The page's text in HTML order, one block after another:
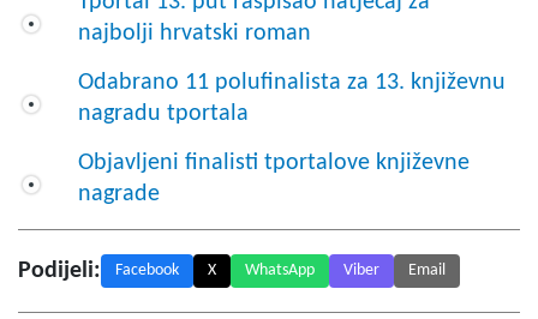
najbolji hrvatski roman
Odabrano 11 polufinalista za 13. književnu
nagradu tportala
Objavljeni finalisti tportalove književne
nagrade
Podijeli: Facebook X WhatsApp Viber Email